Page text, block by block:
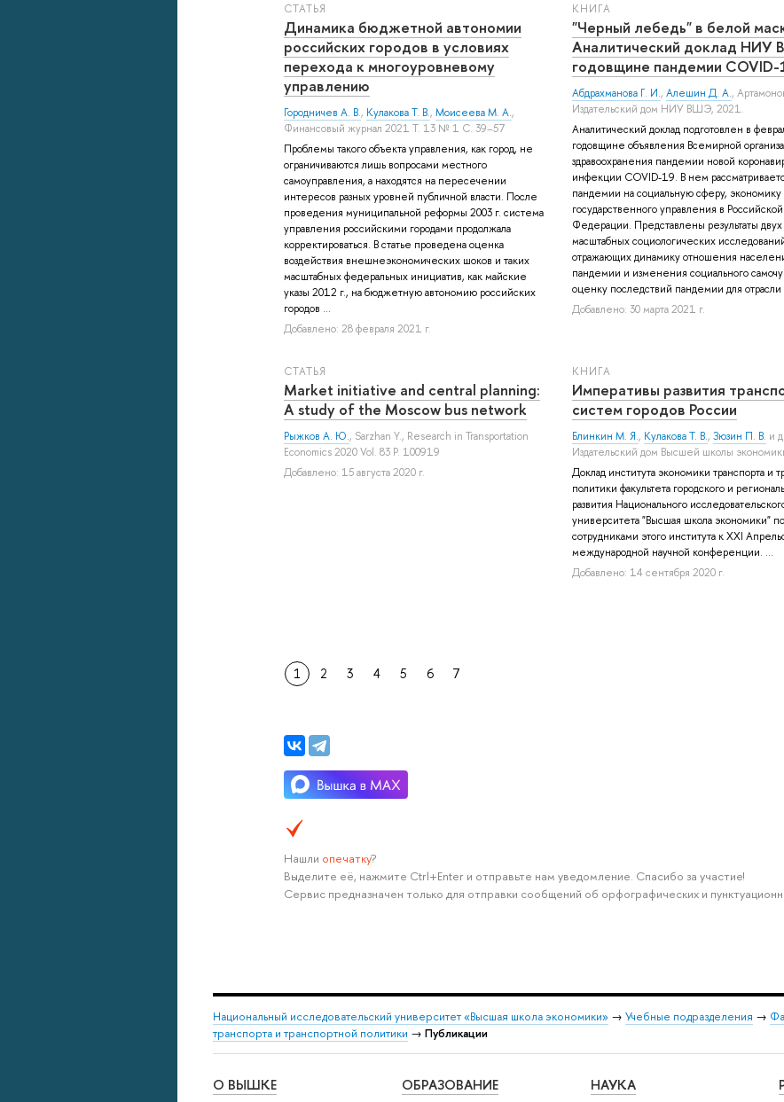
СТАТЬЯ
Динамика бюджетной автономии
российских городов в условиях
перехода к многоуровневому
управлению
Городничев А. В., Кулакова Т. В., Моисеева М. А.,
Финансовый журнал 2021 Т. 13 № 1 С. 39–57
Проблемы такого объекта управления, как город, не
ограничиваются лишь вопросами местного
самоуправления, а находятся на пересечении
интересов разных уровней публичной власти. После
проведения муниципальной реформы 2003 г. система
управления российскими городами продолжала
корректироваться. В статье проведена оценка
воздействия внешнеэкономических шоков и таких
масштабных федеральных инициатив, как майские
указы 2012 г., на бюджетную автономию российских
городов ...
Добавлено: 28 февраля 2021 г.
КНИГА
"Черный лебедь" в белой
Аналитический доклад НИУ
годовщине пандемии COVID-
Абдрахманова Г. И., Алешин Д. А.,
Издательский дом НИУ ВШЭ, 2021.
Аналитический доклад подготовлен в
годовщине объявления Всемирной
здравоохранения пандемии новой
инфекции COVID-19. В нем
пандемии на социальную сферу,
государственного управления в Российской
Федерации. Представлены результаты двух
масштабных социологических
отражающих динамику отношения
пандемии и изменения социального
оценку последствий пандемии для отрасли
Добавлено: 30 марта 2021 г.
СТАТЬЯ
Market initiative and central planning:
A study of the Moscow bus network
Рыжков А. Ю., Sarzhan Y., Research in Transportation
Economics 2020 Vol. 83 P. 100919
Добавлено: 15 августа 2020 г.
КНИГА
Императивы развития
систем городов России
Блинкин М. Я., Кулакова Т. В., Зюзин П. В. и
Издательский дом Высшей школы
Доклад института экономики транспорта и
политики факультета городского и
развития Национального
университета "Высшая школа экономики"
сотрудниками этого института к XXI
международной научной конференции. ...
Добавлено: 14 сентября 2020 г.
1 2 3 4 5 6 7
Нашли опечатку?
Выделите её, нажмите Ctrl+Enter и отправьте нам уведомление. Спасибо за участие!
Сервис предназначен только для отправки сообщений об орфографических и
Национальный исследовательский университет «Высшая школа экономики» → Учебные подразделения →
транспорта и транспортной политики → Публикации
О ВЫШКЕ ОБРАЗОВАНИЕ НАУКА